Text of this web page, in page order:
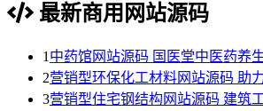
最新商用网站源码
1 中药馆网站源码 国医堂中医药养
2营销型环保化工材料网站源码 助
3营销型住宅钢结构网站源码 建筑